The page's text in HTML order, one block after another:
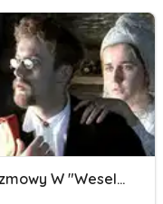
Rozmowy W "Weselu"